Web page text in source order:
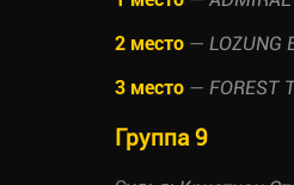
2 место — LOZUNG
3 место — FOREST
Группа 9